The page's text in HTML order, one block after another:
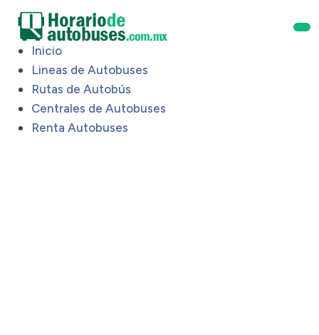
Inicio
Lineas de Autobuses
Rutas de Autobús
Centrales de Autobuses
Renta Autobuses